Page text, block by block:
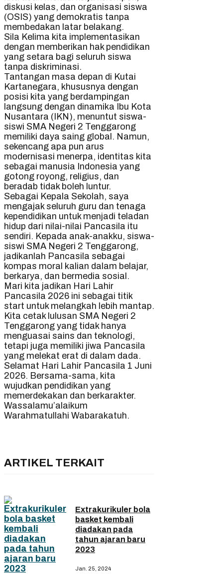
diskusi kelas, dan organisasi siswa
(OSIS) yang demokratis tanpa
membedakan latar belakang.
Sila Kelima kita implementasikan
dengan memberikan hak pendidikan
yang setara bagi seluruh siswa
tanpa diskriminasi.
Tantangan masa depan di Kutai
Kartanegara, khususnya dengan
posisi kita yang berdampingan
langsung dengan dinamika Ibu Kota
Nusantara (IKN), menuntut siswa-
siswi SMA Negeri 2 Tenggarong
memiliki daya saing global. Namun,
sekencang apa pun arus
modernisasi menerpa, identitas kita
sebagai manusia Indonesia yang
gotong royong, religius, dan
beradab tidak boleh luntur.
Sebagai Kepala Sekolah, saya
mengajak seluruh guru dan tenaga
kependidikan untuk menjadi teladan
hidup dari nilai-nilai Pancasila itu
sendiri. Kepada anak-anakku, siswa-
siswi SMA Negeri 2 Tenggarong,
jadikanlah Pancasila sebagai
kompas moral kalian dalam belajar,
berkarya, dan bermedia sosial.
Mari kita jadikan Hari Lahir
Pancasila 2026 ini sebagai titik
start untuk melangkah lebih mantap.
Kita cetak lulusan SMA Negeri 2
Tenggarong yang tidak hanya
menguasai sains dan teknologi,
tetapi juga memiliki jiwa Pancasila
yang melekat erat di dalam dada.
Selamat Hari Lahir Pancasila 1 Juni
2026. Bersama-sama, kita
wujudkan pendidikan yang
memerdekakan dan berkarakter.
Wassalamu’alaikum
Warahmatullahi Wabarakatuh.
ARTIKEL TERKAIT
Extrakurikuler bola
basket kembali
diadakan pada
tahun ajaran baru
2023
Jan. 25, 2024